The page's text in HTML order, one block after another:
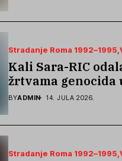
Stradanje Roma 1992–1995
Kali Sara-RIC
žrtvama genocida
podsjetila na
BYADMIN 14. JULA 2026.
Stradanje Roma 1992–1995